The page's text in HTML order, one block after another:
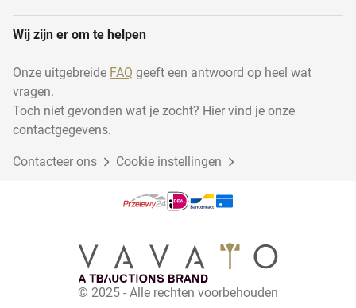
Combi cv-ketels
Cv-installatiematerialen
Overige Cv
Wij zijn er om te helpen
Onze uitgebreide FAQ geeft een antwoord op heel wat
vragen.
Toch niet gevonden wat je zocht? Hier vind je onze
contactgegevens.
Contacteer ons Cookie instellingen
© 2025 - Alle rechten voorbehouden